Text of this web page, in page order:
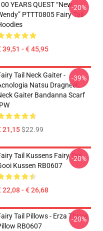
YEARS QUEST “New
PTTT0805 Fairy Tail
39,51 - € 45,95
-20%
Tail Neck Gaiter -
Natsu Dragneel
Gaiter Bandanna Scarf
21,15$22.99
-39%
Tail Kussens Fairy Tail
Kussen RB0607
22,08 - € 26,68
-20%
Tail Pillows - Erza Throw
RB0607
-20%